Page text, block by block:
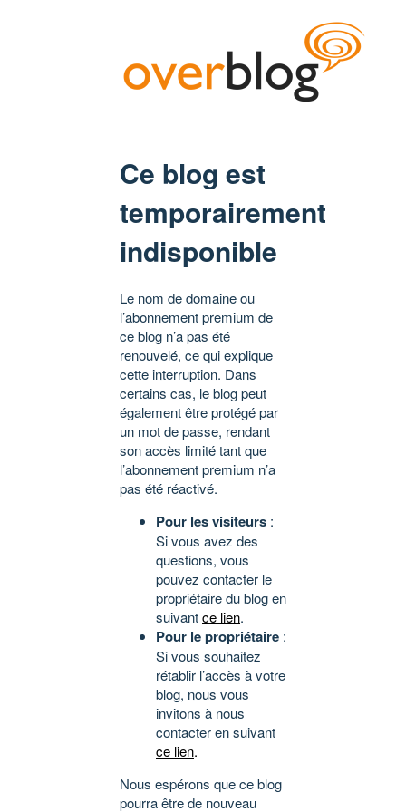
Ce blog est
temporairement
indisponible
Le nom de domaine ou
l’abonnement premium de
ce blog n’a pas été
renouvelé, ce qui explique
cette interruption. Dans
certains cas, le blog peut
également être protégé par
un mot de passe, rendant
son accès limité tant que
l’abonnement premium n’a
pas été réactivé.
Pour les visiteurs :
Si vous avez des
questions, vous
pouvez contacter le
propriétaire du blog en
suivantce lien.
Pour le propriétaire :
Si vous souhaitez
rétablir l’accès à votre
blog, nous vous
invitons à nous
contacter en suivant
ce lien.
Nous espérons que ce blog
pourra être de nouveau